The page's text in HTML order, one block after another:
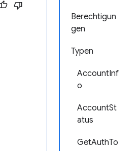
Berechtigun
gen
Typen
AccountInf
o
AccountSt
atus
GetAuthTo